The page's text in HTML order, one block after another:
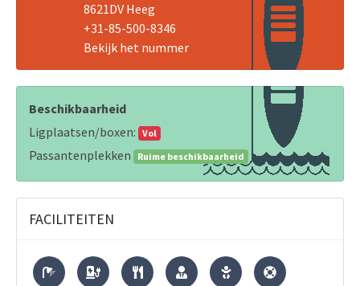
8621DV Heeg
+31-85-500-8346
Bekijk het nummer
Beschikbaarheid
Ligplaatsen/boxen: Vol
Passantenplekken Ruime beschikbaarheid
FACILITEITEN